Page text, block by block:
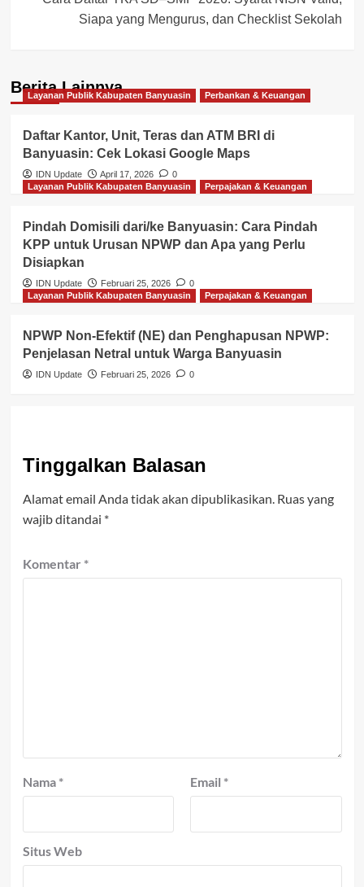
Siapa yang Mengurus, dan Checklist Sekolah
Berita Lainnya
Layanan Publik Kabupaten Banyuasin Perbankan & Keuangan
Daftar Kantor, Unit, Teras dan ATM BRI di
Banyuasin: Cek Lokasi Google Maps
IDN Update April 17, 2026
0
Layanan Publik Kabupaten Banyuasin
Perpajakan & Keuangan
Pindah Domisili dari/ke Banyuasin: Cara Pindah
KPP untuk Urusan NPWP dan Apa yang Perlu
Disiapkan
IDN Update Februari 25, 2026
0
Layanan Publik Kabupaten Banyuasin
Perpajakan & Keuangan
NPWP Non-Efektif (NE) dan Penghapusan NPWP:
Penjelasan Netral untuk Warga Banyuasin
IDN Update Februari 25, 2026 0
Tinggalkan Balasan
Alamat email Anda tidak akan dipublikasikan. Ruas yang
wajib ditandai *
Komentar *
Nama * Email *
Situs Web